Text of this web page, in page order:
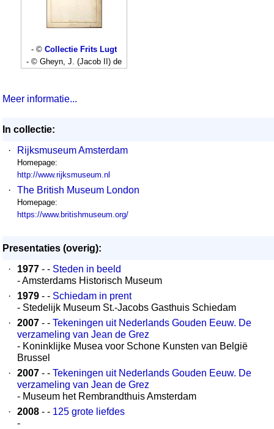
- © Collectie Frits Lugt
- © Gheyn, J. (Jacob II) de
Meer informatie...
In collectie:
·
Rijksmuseum Amsterdam
Homepage:
http://www.rijksmuseum.nl
· The British Museum London
Homepage:
https://www.britishmuseum.org/
Presentaties (overig):
·
1977 - - Steden in beeld
- Amsterdams Historisch Museum
·
1979 - - Schiedam in prent
- Stedelijk Museum St.-Jacobs Gasthuis Schiedam
·
2007 - - Tekeningen uit Nederlands Gouden Eeuw. De
verzameling van Jean de Grez
- Koninklijke Musea voor Schone Kunsten van België
Brussel
·
2007 - - Tekeningen uit Nederlands Gouden Eeuw. De
verzameling van Jean de Grez
- Museum het Rembrandthuis Amsterdam
·
2008 - - 125 grote liefdes
-